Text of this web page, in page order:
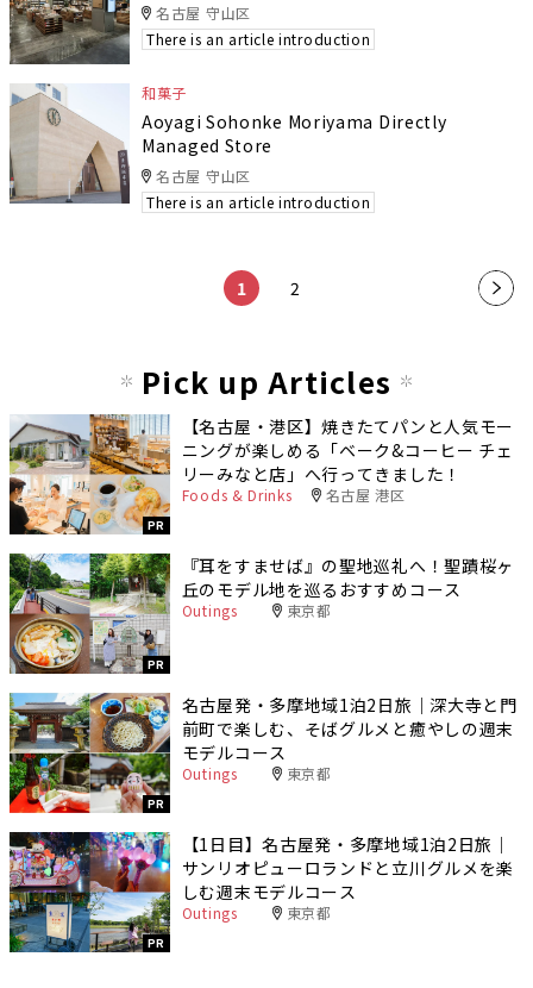
名古屋 守山区
There is an article introduction
和菓子
Aoyagi Sohonke Moriyama Directly
Managed Store
名古屋 守山区
There is an article introduction
1 2 »
Pick up Articles
PR
【名古屋・港区】焼きたてパンと人気モー
ニングが楽しめる「ベーク&コーヒー チェ
リーみなと店」へ行ってきました！
Foods & Drinks 名古屋 港区
PR
『耳をすませば』の聖地巡礼へ！聖蹟桜ヶ
丘のモデル地を巡るおすすめコース
Outings 東京都
PR
名古屋発・多摩地域1泊2日旅｜深大寺と門
前町で楽しむ、そばグルメと癒やしの週末
モデルコース
Outings 東京都
PR
【1日目】名古屋発・多摩地域1泊2日旅｜
サンリオピューロランドと立川グルメを楽
しむ週末モデルコース
Outings 東京都